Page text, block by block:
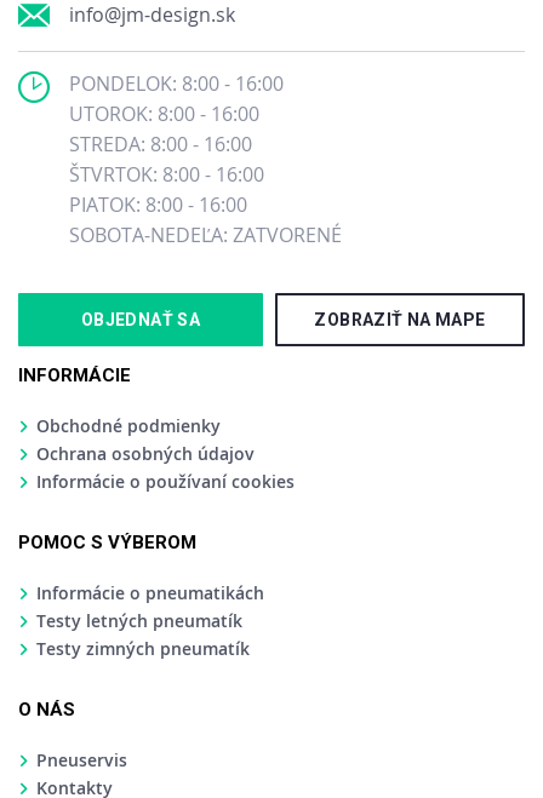
info@jm-design.sk
PONDELOK: 8:00 - 16:00
UTOROK: 8:00 - 16:00
STREDA: 8:00 - 16:00
ŠTVRTOK: 8:00 - 16:00
PIATOK: 8:00 - 16:00
SOBOTA-NEDEĽA: ZATVORENÉ
OBJEDNAŤ SA ZOBRAZIŤ NA MAPE
INFORMÁCIE
Obchodné podmienky
Ochrana osobných údajov
Informácie o používaní cookies
POMOC S VÝBEROM
Informácie o pneumatikách
Testy letných pneumatík
Testy zimných pneumatík
O NÁS
Pneuservis
Kontakty